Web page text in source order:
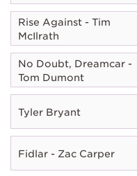
Rise Against - Tim
McIlrath
No Doubt, Dreamcar -
Tom Dumont
Tyler Bryant
Fidlar - Zac Carper